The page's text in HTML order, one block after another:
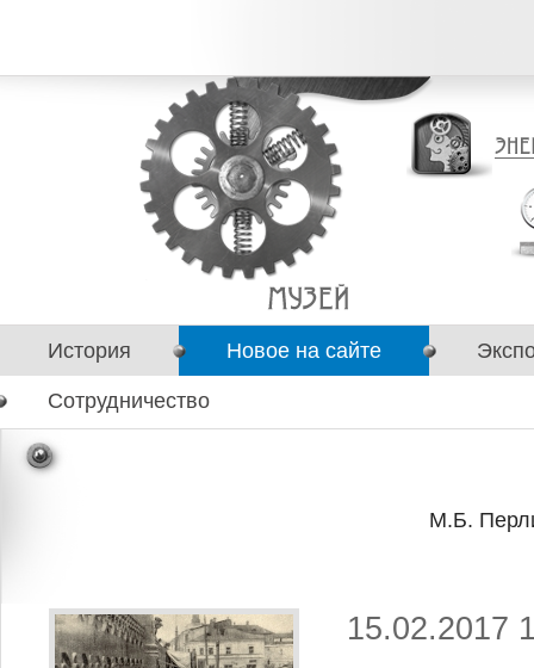
История Новое на сайте
Сотрудничество
М.Б.
15.02.2017